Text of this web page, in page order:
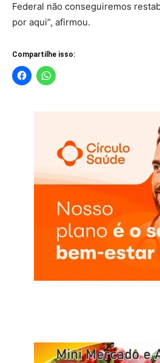
Federal não conseguiremos
por aqui”, afirmou.
Compartilhe isso: